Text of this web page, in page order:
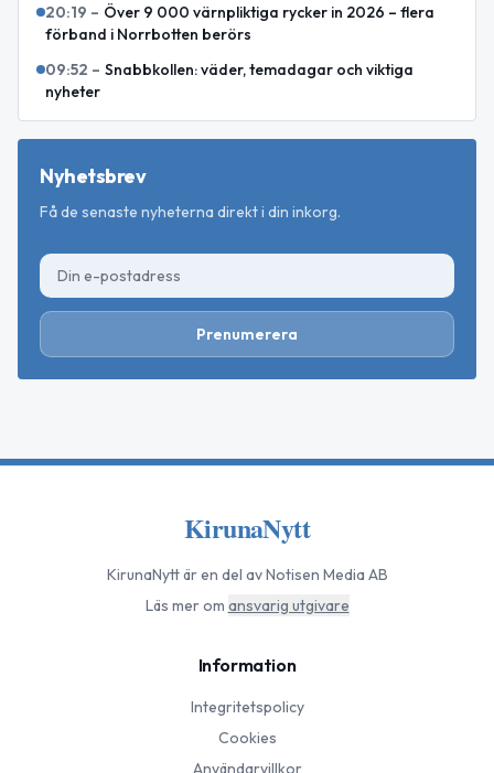
20:19 – Över 9 000 värnpliktiga rycker in 2026 – flera
förband i Norrbotten berörs
09:52 – Snabbkollen: väder, temadagar och viktiga
nyheter
Nyhetsbrev
Få de senaste nyheterna direkt i din inkorg.
Prenumerera
KirunaNytt
KirunaNyttär en del av Notisen Media AB
Läs mer om ansvarig utgivare
Information
Integritetspolicy
Cookies
Användarvillkor